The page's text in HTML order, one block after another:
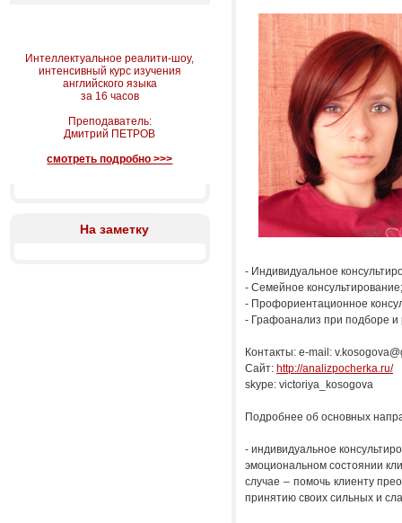
Интеллектуальное реалити-шоу,
интенсивный курс изучения
английского языка
за 16 часов
Преподаватель:
Дмитрий ПЕТРОВ
смотреть подробно >>>
На заметку
- Индивидуальное
- Семейное консультирование;
- Профориентационное
- Графоанализ при подборе и
Контакты: e-mail:
Сайт: http://analizpocherka.ru/
skype: victoriya_kosogova
Подробнее об основных
- индивидуальное
эмоциональном состоянии
случае – помочь клиенту
принятию своих сильных и